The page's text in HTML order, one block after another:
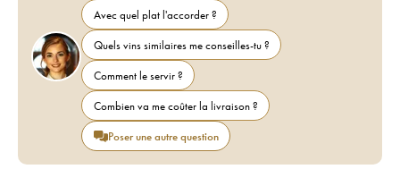
Avec quel plat l'accorder ?
Quels vins similaires me conseilles-tu ?
Comment le servir ?
Combien va me coûter la livraison ?
Poser une autre question